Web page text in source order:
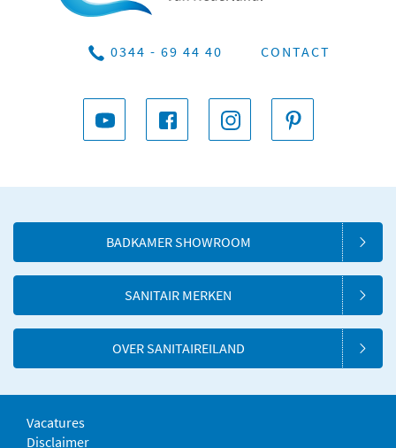
0344 - 69 44 40 CONTACT
BADKAMER SHOWROOM
SANITAIR MERKEN
OVER SANITAIREILAND
Vacatures
Disclaimer